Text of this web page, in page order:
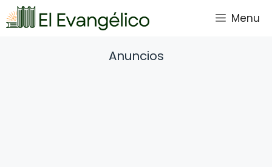
Saltar
al
Menu
Anuncios